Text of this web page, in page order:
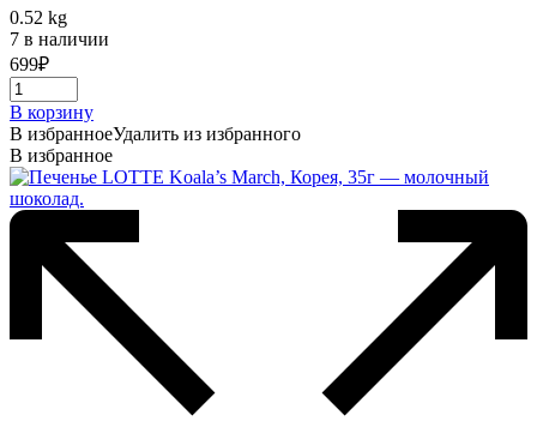
0.52 kg
7 в наличии
699₽
В корзину
В избранноеУдалить из избранного
В избранное